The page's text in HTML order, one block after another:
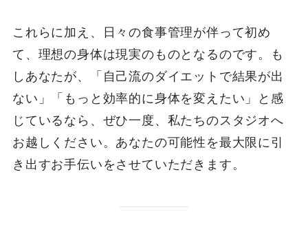
これらに加え、日々の食事管理が伴って初め
て、理想の身体は現実のものとなるのです。も
しあなたが、「自己流のダイエットで結果が出
ない」「もっと効率的に身体を変えたい」と感
じているなら、ぜひ一度、私たちのスタジオへ
お越しください。あなたの可能性を最大限に引
き出すお手伝いをさせていただきます。